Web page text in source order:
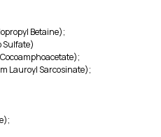
Betaine);
Sulfate)
Lauroyl Sarcosinate);